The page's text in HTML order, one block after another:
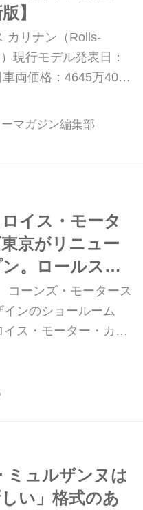
】
カリナン（Rolls-
現行モデル発表日：
両価格：4645万4040
マガジン編集部
イス・モータ
京がリニュー
。ロールス・
ビジュアル ア
ィを採用
コーンズ・モータース
ンのショールーム
イス・モーター・カー
千代田区紀尾井町に
プンする。
ミュルザンヌは
しい」格式のあ